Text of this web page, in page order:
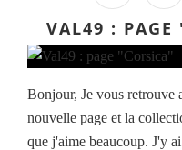
VAL49 : PAGE
Bonjour, Je vous retrouve
nouvelle page et la
que j'aime beaucoup. J'y